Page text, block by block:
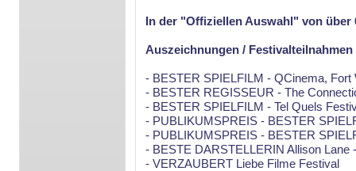
In der "Offiziellen Auswahl" von
Auszeichnungen /
- BESTER SPIELFILM - QCinema, Fort
- BESTER REGISSEUR - The
- BESTER SPIELFILM - Tel Quels
- PUBLIKUMSPREIS - BESTER
- PUBLIKUMSPREIS - BESTER
- BESTE DARSTELLERIN Allison Lane
- VERZAUBERT Liebe Filme Festival